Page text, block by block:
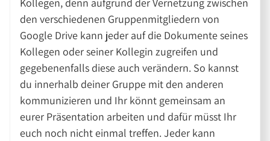
Kollegen, denn aufgrund der Vernetzung zwischen
den verschiedenen Gruppenmitgliedern von
Google Drive kann jeder auf die Dokumente seines
Kollegen oder seiner Kollegin zugreifen und
gegebenenfalls diese auch verändern. So kannst
du innerhalb deiner Gruppe mit den anderen
kommunizieren und Ihr könnt gemeinsam an
eurer Präsentation arbeiten und dafür müsst Ihr
euch noch nicht einmal treffen. Jeder kann